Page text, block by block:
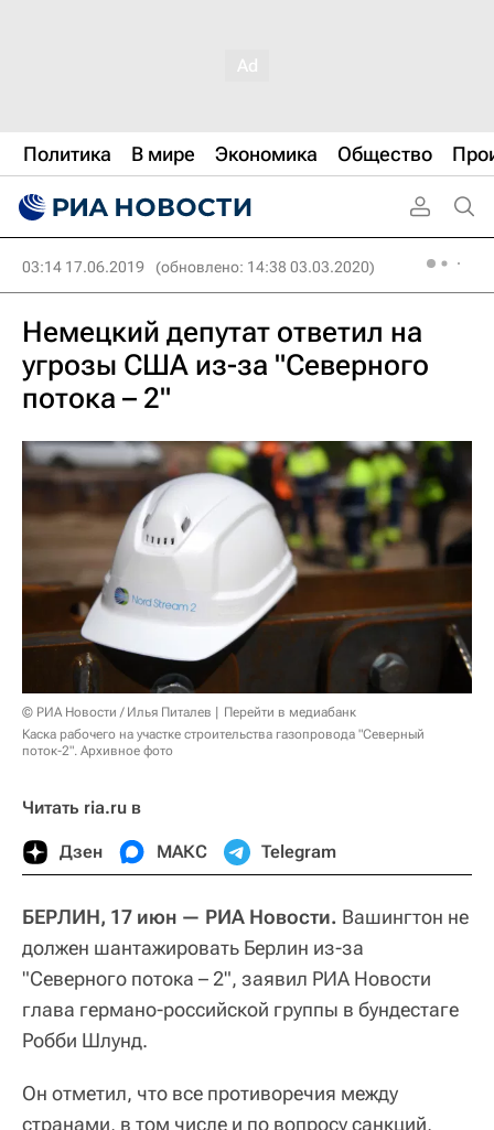
Политика В мире Экономика Общество
03:14 17.06.2019 (обновлено: 14:38 03.03.2020)
Немецкий депутат ответил на
угрозы США из-за "Северного
потока – 2"
© РИА Новости / Илья Питалев
Перейти в медиабанк
Каска рабочего на участке строительства газопровода "Северный
поток-2". Архивное фото
Читать ria.ru в
Дзен МАКС Telegram
БЕРЛИН, 17 июн — РИА Новости. Вашингтон не
должен шантажировать Берлин из-за
"Северного потока – 2", заявил РИА Новости
глава германо-российской группы в бундестаге
Робби Шлунд.
Он отметил, что все противоречия между
странами, в том числе и по вопросу санкций,